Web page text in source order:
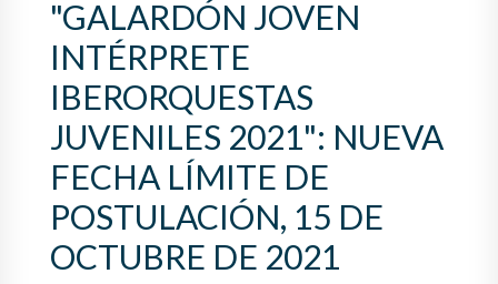
"GALARDÓN JOVEN
INTÉRPRETE
IBERORQUESTAS
JUVENILES 2021": NUEVA
FECHA LÍMITE DE
POSTULACIÓN, 15 DE
OCTUBRE DE 2021